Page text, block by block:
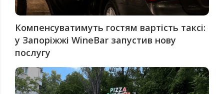
Компенсуватимуть гостям вартість таксі:
у Запоріжжі WineBar запустив нову
послугу